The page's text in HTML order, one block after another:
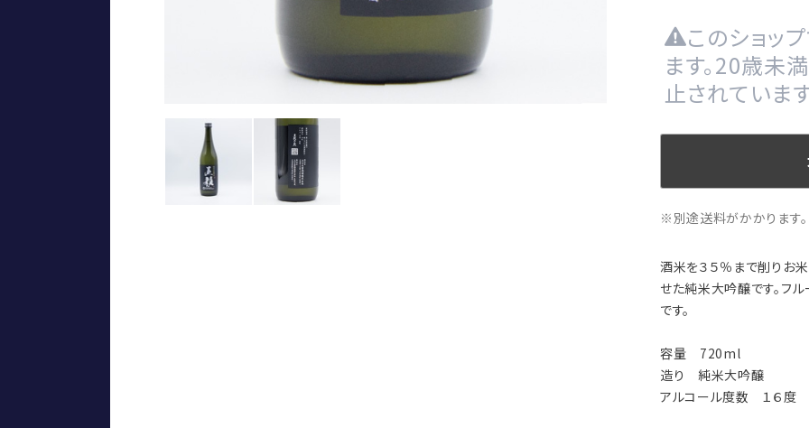
このショッ
ます。20歳未
止されていま
※別途送料がかかります。
酒米を３５％まで削りお
せた純米大吟醸です。フ
です。
容量 720ml
造り 純米大吟醸
アルコール度数 １６度